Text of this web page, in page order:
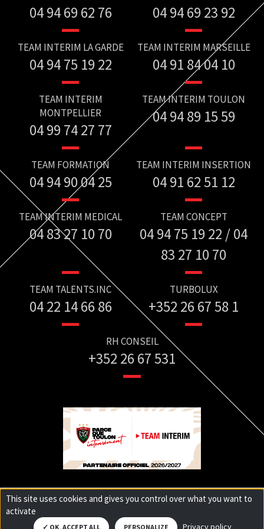
04 94 69 62 76 04 94 69 23 92
TEAM INTERIM LA GARDE
04 94 75 19 22
TEAM INTERIM MARSEILLE
04 91 84 04 10
TEAM INTERIM
MONTPELLIER
04 99 74 27 77
TEAM INTERIM TOULON
04 94 89 15 59
TEAM FORMATION
04 94 90 04 25
TEAM INTERIM INSERTION
04 91 62 51 12
TEAM INTERIM MEDICAL
04 83 27 10 70
TEAM CONCEPT
04 94 75 19 22 / 04
83 27 10 70
TEAM TALENTS.INC
04 22 14 66 86
TURBOLUX
+352 26 67 58 1
RH CONSEIL
+352 26 67 531
© 2025 Team interim Tous droits réservés
Mentions légales
This site uses cookies and gives you control over what you want to
activate
OK, ACCEPT ALL PERSONALIZE Privacy policy